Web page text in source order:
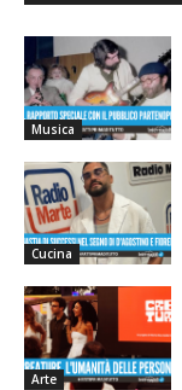
Musica
Cucina
Arte